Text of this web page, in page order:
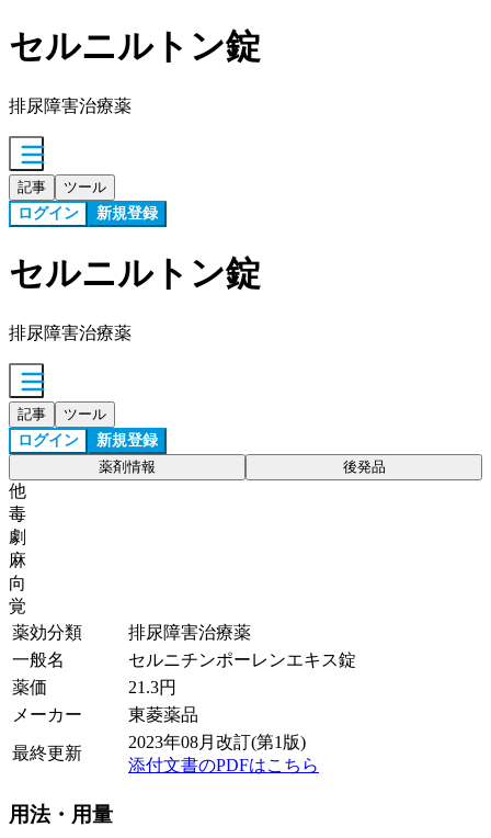
セルニルトン錠
排尿障害治療薬
記事 ツール
ログイン 新規登録
セルニルトン錠
排尿障害治療薬
記事 ツール
ログイン 新規登録
薬剤情報 後発品
他
毒
劇
麻
向
覚
薬効分類
排尿障害治療薬
一般名
セルニチンポーレンエキス錠
薬価
21.3円
メーカー
東菱薬品
最終更新
2023年08月改訂(第1版)
添付文書のPDFはこちら
用法・用量